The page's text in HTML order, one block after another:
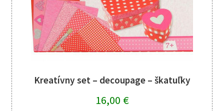
Kreatívny set – decoupage – škatuľky
16,00 €